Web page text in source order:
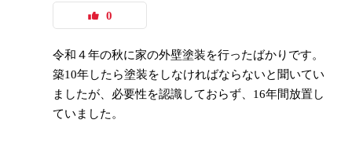
0
令和４年の秋に家の外壁塗装を行ったばかりです。
築10年したら塗装をしなければならないと聞いてい
ましたが、必要性を認識しておらず、16年間放置し
ていました。